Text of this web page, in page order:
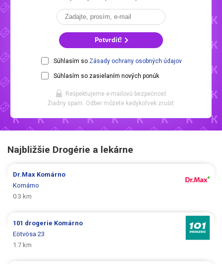
Potvrdiť!
Súhlasím so Zásady ochrany osobných údajov
Súhlasím so zasielaním nových ponúk
Rešpektujeme e-mailovú bezpečnosť.
Žiadny spam. Odber môžete kedykoľvek zrušiť.
Najbližšie Drogérie a lekárne
Dr.Max Komárno
Komárno
0.3 km
101 drogerie Komárno
Eötvösa 23
1.7 km